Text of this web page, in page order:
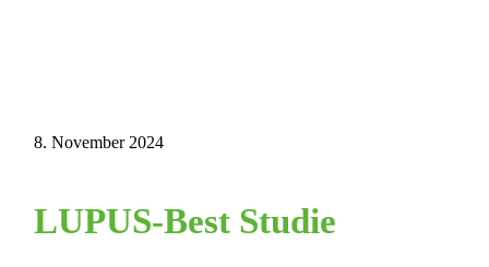
8. November 2024
LUPUS-Best Studie